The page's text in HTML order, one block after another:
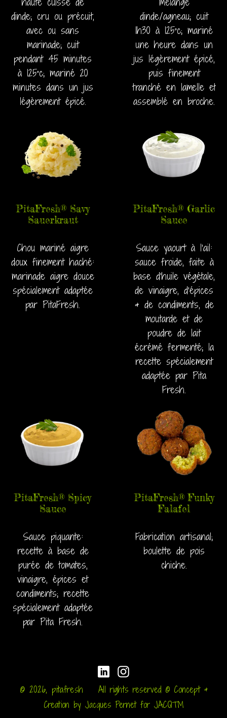
dinde; cru ou précuit,
avec ou sans
marinade; cuit
pendant 45 minutes
à 125°c; mariné 20
minutes dans un jus
légèrement épicé.
dinde/agneau; cuit
1h30 à 125°c; mariné
une heure dans un
jus légèrement épicé,
puis finement
tranché en lamelle et
assemblé en broche.
PitaFresh® Savy
Sauerkraut
Chou mariné aigre
doux finement haché:
marinade aigre douce
spécialement adaptée
par PitaFresh.
PitaFresh® Garlic
Sauce
Sauce yaourt à l’ail:
sauce froide, faite à
base d’huile végétale,
de vinaigre, d'épices
& de condiments, de
moutarde et de
poudre de lait
écrémé fermenté; la
recette spécialement
adaptée par Pita
Fresh.
PitaFresh® Spicy
Sauce
Sauce piquante:
recette à base de
purée de tomates,
vinaigre, épices et
condiments; recette
spécialement adaptée
par Pita Fresh.
PitaFresh® Funky
Falafel
Fabrication artisanal;
boulette de pois
chiche.
PinterestInstagram
© 2026, pitafresh
All rights reserved © Concept &
Creation by Jacques Pernet for JACQ™